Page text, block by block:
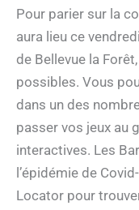
Pour parier sur la
aura lieu ce
de Bellevue la
possibles. Vous
dans un des
passer vos jeux au
interactives. Les
l’épidémie de
Locator pour